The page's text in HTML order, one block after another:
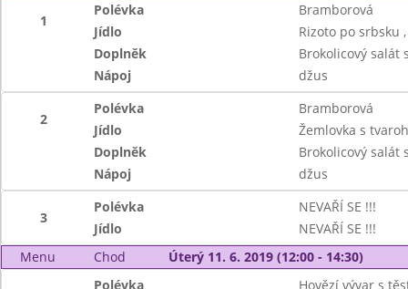
1
Polévka
Bramborová
Jídlo
Rizoto po srbsku
Doplněk
Brokolicový salát
Nápoj
džus
2
Polévka
Bramborová
Jídlo
Žemlovka s
Doplněk
Brokolicový salát
Nápoj
džus
3
Polévka
NEVAŘÍ SE !!!
Jídlo
NEVAŘÍ SE !!!
Menu
Chod Úterý 11. 6. 2019 (12:00 - 14:30)
Polévka
Hovězí vývar s